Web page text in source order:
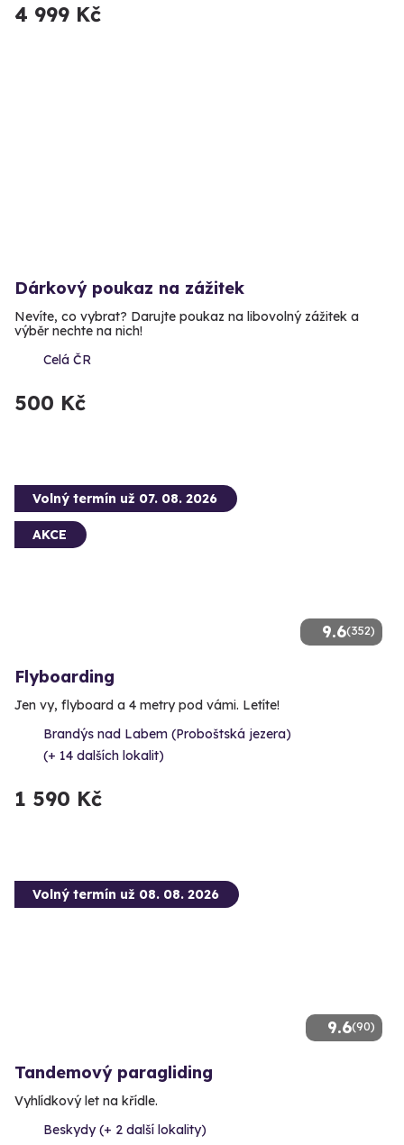
4 999 Kč
Dárkový poukaz na zážitek
Nevíte, co vybrat? Darujte poukaz na libovolný zážitek a
výběr nechte na nich!
Celá ČR
500 Kč
9.6(352)
Volný termín už 07. 08. 2026
AKCE
Flyboarding
Jen vy, flyboard a 4 metry pod vámi. Letíte!
Brandýs nad Labem (Proboštská jezera)
(+ 14 dalších lokalit)
1 590 Kč
9.6(90)
Volný termín už 08. 08. 2026
Tandemový paragliding
Vyhlídkový let na křídle.
Beskydy (+ 2 další lokality)